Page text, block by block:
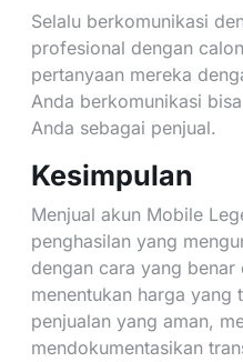
Selalu berkomunikasi
profesional dengan
pertanyaan mereka
Anda berkomunikasi
Anda sebagai penjual.
Kesimpulan
Menjual akun Mobile
penghasilan yang
dengan cara yang
menentukan harga
penjualan yang aman,
mendokumentasikan